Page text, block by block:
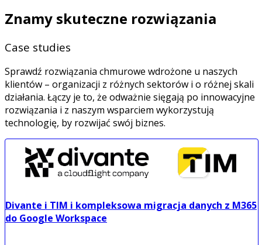
Znamy skuteczne rozwiązania
Case studies
Sprawdź rozwiązania chmurowe wdrożone u naszych
klientów – organizacji z różnych sektorów i o różnej skali
działania. Łączy je to, że odważnie sięgają po innowacyjne
rozwiązania i z naszym wsparciem wykorzystują
technologię, by rozwijać swój biznes.
Divante i TIM i kompleksowa migracja danych z M365
do Google Workspace